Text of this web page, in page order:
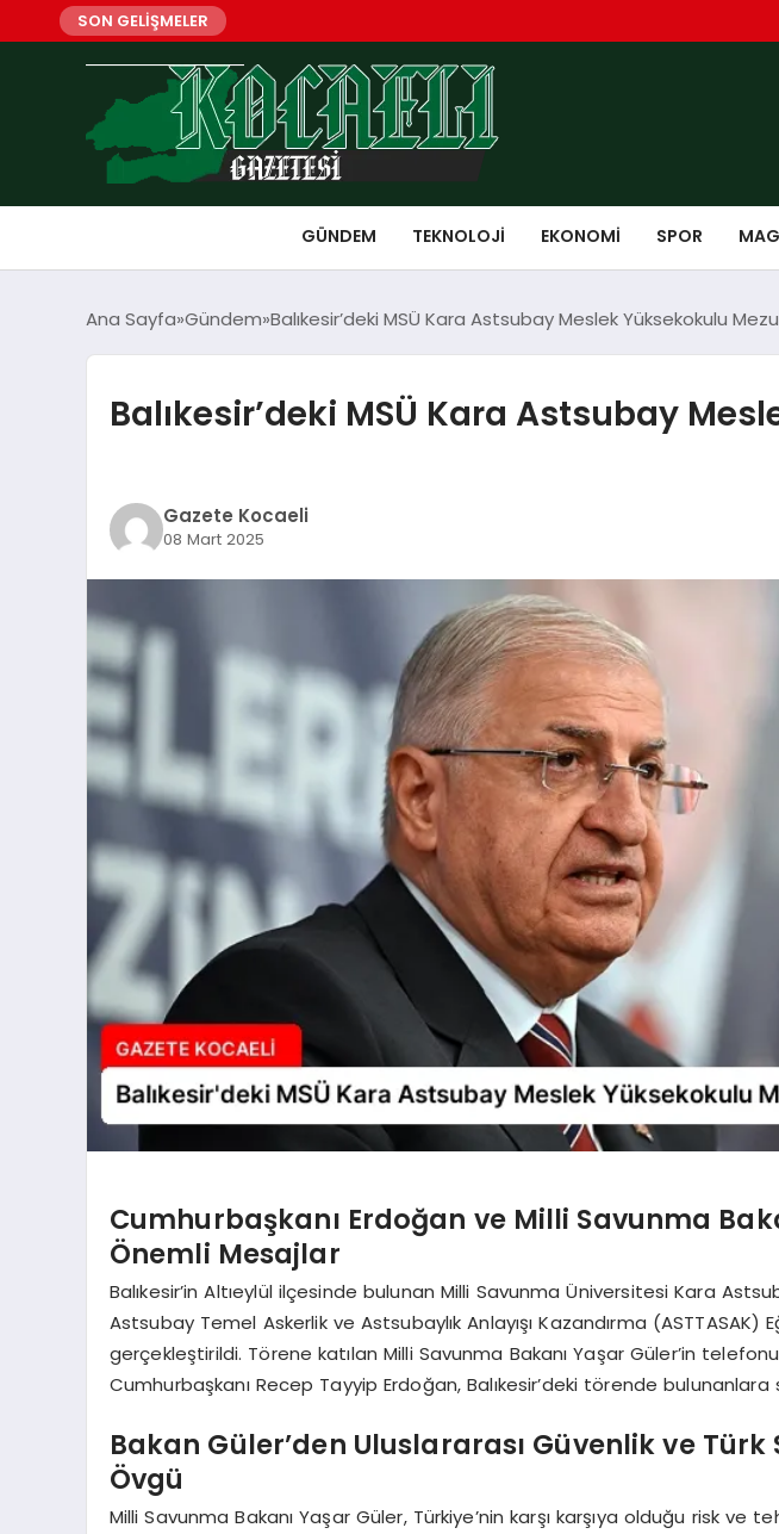
SON GELİŞMELER
GÜNDEM TEKNOLOJI EKONOMI SPOR
Ana Sayfa Gündem Balıkesir’deki MSÜ Kara Astsubay Meslek Yüksekokulu
Balıkesir’deki MSÜ Kara Astsubay
Gazete Kocaeli
08 Mart 2025
Cumhurbaşkanı Erdoğan ve Milli Savunma
Önemli Mesajlar
Balıkesir’in Altıeylül ilçesinde bulunan Milli Savunma Üniversitesi Kara
Astsubay Temel Askerlik ve Astsubaylık Anlayışı Kazandırma
gerçekleştirildi. Törene katılan Milli Savunma Bakanı Yaşar Güler’in
Cumhurbaşkanı Recep Tayyip Erdoğan, Balıkesir’deki törende
Bakan Güler’den Uluslararası Güvenlik ve Türk
Övgü
Milli Savunma Bakanı Yaşar Güler, Türkiye’nin karşı karşıya olduğu risk ve